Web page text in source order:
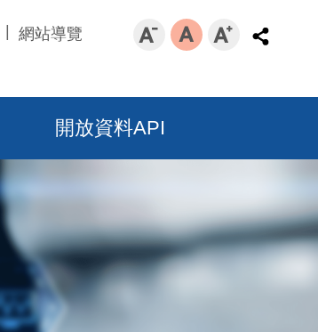
網站導覽
開放資料API